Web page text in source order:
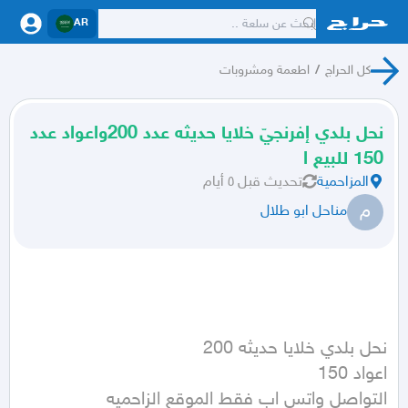
AR
كل الحراج / اطعمة ومشروبات
نحل بلدي إفرنجيّ خلايا حديثه عدد 200واعواد عدد
150 للبيع ا
المزاحمية تحديث قبل ٥ أيام
م مناحل ابو طلال